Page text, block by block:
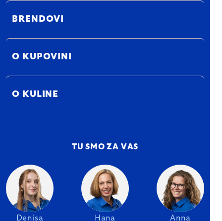
BRENDOVI
O KUPOVINI
O KULINE
TU SMO ZA VAS
Denisa Hana Anna